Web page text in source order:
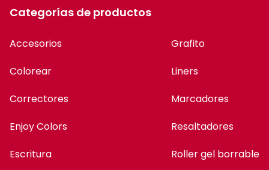
Categorías de productos
Accesorios
Colorear
Correctores
Enjoy Colors
Escritura
Grafito
Liners
Marcadores
Resaltadores
Roller gel borrable